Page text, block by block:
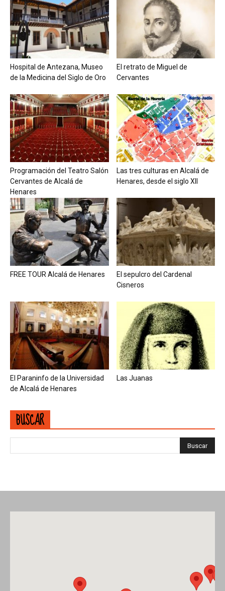
Hospital de Antezana, Museo
de la Medicina del Siglo de Oro
El retrato de Miguel de
Cervantes
Programación del Teatro Salón
Cervantes de Alcalá de
Henares
Las tres culturas en Alcalá de
Henares, desde el siglo XII
FREE TOUR Alcalá de Henares
El sepulcro del Cardenal
Cisneros
El Paraninfo de la Universidad
de Alcalá de Henares
Las Juanas
BUSCAR